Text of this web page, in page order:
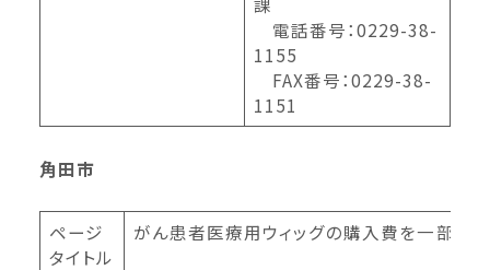
課
電話番号：0229-38-
1155
FAX番号：0229-38-
1151
角田市
ページ
タイトル
がん患者医療用ウィッグの購入費を一部助